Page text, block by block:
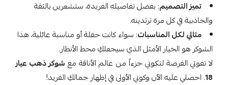
تميز التصميم: بفضل تفاصيله الفريدة، ستشعرين بالثقة
والجاذبية في كل مرة ترتدينه.
مثالي لكل المناسبات: سواء كانت حفلة أو مناسبة عائلية، هذا
الشوكر هو الخيار الأمثل الذي سيجعلكِ محط الأنظار.
لا تفوتي الفرصة لتكوني جزءاً من عالم الأناقة مع شوكر ذهب عيار
18. احصلي عليه الآن وكوني الأولى في إظهار جمالكِ الفريد!